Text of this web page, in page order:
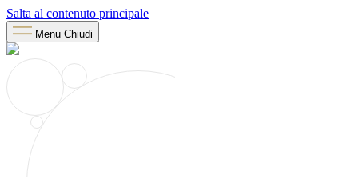
Salta al contenuto principale
Menu Chiudi